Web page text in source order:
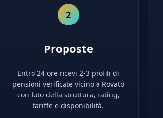
2
Proposte
Entro 24 ore ricevi 2-3 profili di
pensioni verificate vicino a Rovato
con foto della struttura, rating,
tariffe e disponibilità.